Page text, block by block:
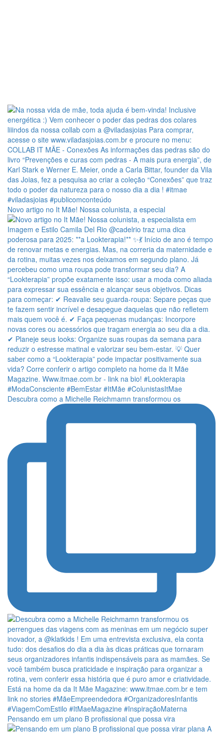
Novo artigo no It Mãe! Nossa colunista, a especial
Descubra como a Michelle Reichmamn transformou os
Pensando em um plano B profissional que possa vira